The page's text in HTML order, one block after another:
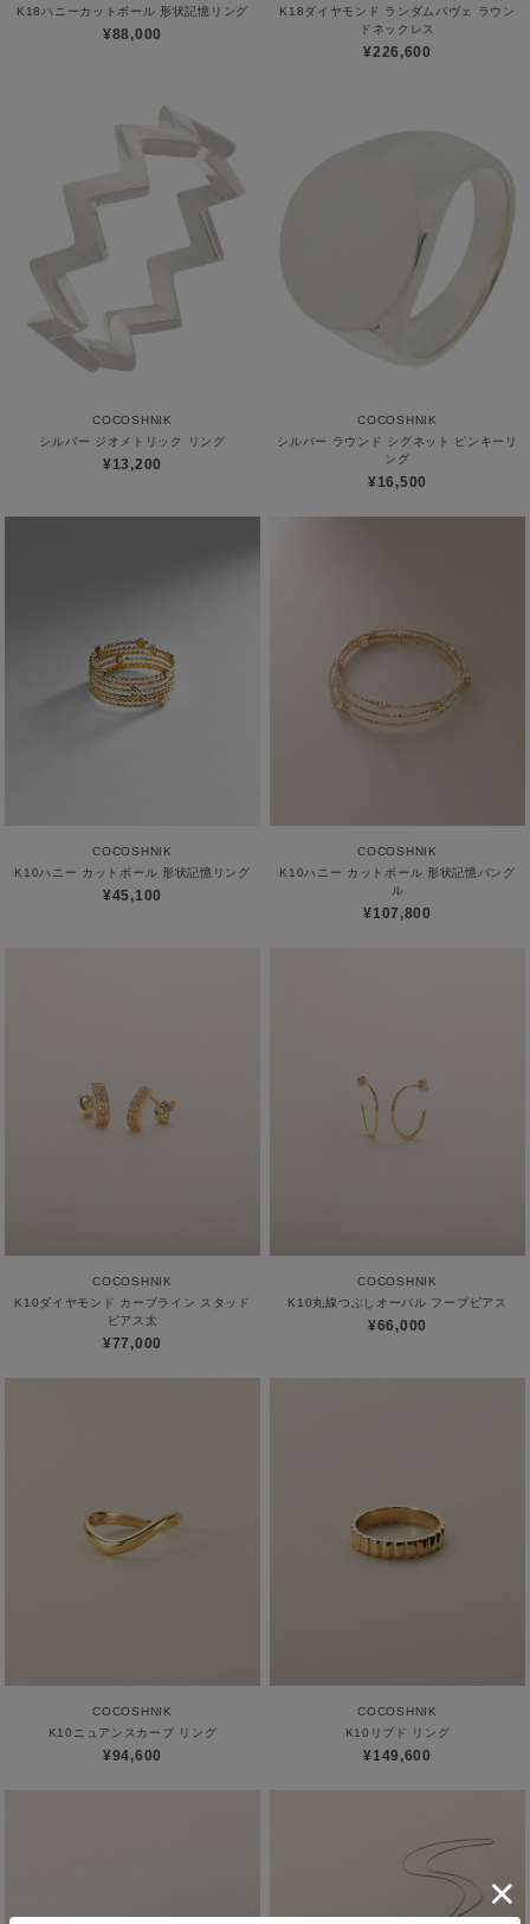
K18ハニーカットボール 形状記憶リング
¥88,000
K18ダイヤモンド ランダムパヴェ ラウン
ドネックレス
¥226,600
COCOSHNIK
シルバー ジオメトリック リング
¥13,200
COCOSHNIK
シルバー ラウンド シグネット ピンキーリ
ング
¥16,500
COCOSHNIK
K10ハニー カットボール 形状記憶リング
¥45,100
COCOSHNIK
K10ハニー カットボール 形状記憶バング
ル
¥107,800
COCOSHNIK
K10ダイヤモンド カーブライン スタッド
ピアス太
¥77,000
COCOSHNIK
K10丸線つぶしオーバル フープピアス
¥66,000
COCOSHNIK
K10ニュアンスカーブ リング
¥94,600
COCOSHNIK
K10リブド リング
¥149,600